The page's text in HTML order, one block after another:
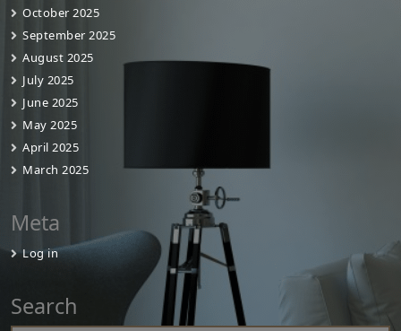
October 2025
September 2025
August 2025
July 2025
June 2025
May 2025
April 2025
March 2025
Meta
Log in
Search